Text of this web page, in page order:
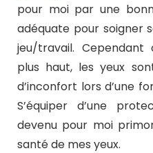
pour moi par une
adéquate pour soigner
jeu/travail. Cependant
plus haut, les yeux
d’inconfort lors d’une
S’équiper d’une
devenu pour moi
santé de mes yeux.